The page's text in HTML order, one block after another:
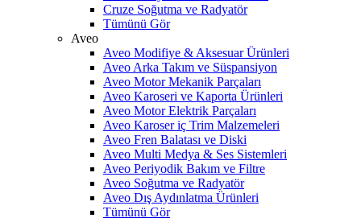
Cruze Soğutma ve Radyatör
Tümünü Gör
Aveo
Aveo Modifiye & Aksesuar Ürünleri
Aveo Arka Takım ve Süspansiyon
Aveo Motor Mekanik Parçaları
Aveo Karoseri ve Kaporta Ürünleri
Aveo Motor Elektrik Parçaları
Aveo Karoser iç Trim Malzemeleri
Aveo Fren Balatası ve Diski
Aveo Multi Medya & Ses Sistemleri
Aveo Periyodik Bakım ve Filtre
Aveo Soğutma ve Radyatör
Aveo Dış Aydınlatma Ürünleri
Tümünü Gör